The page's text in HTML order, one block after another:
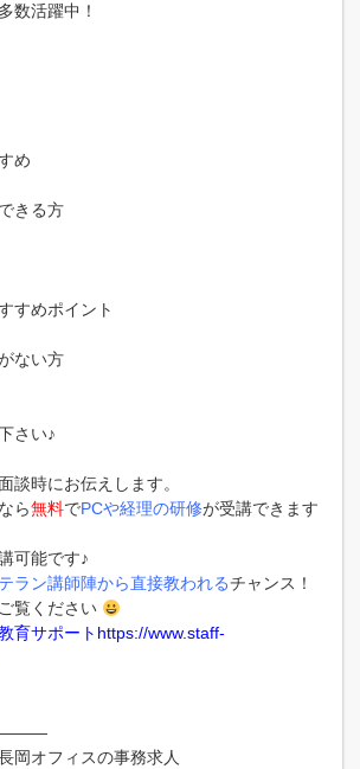
数活躍中！
め
きる方
すめポイント
ない方
さい♪
談時にお伝えします。
ら無料でPCや経理の研修が受講できます
可能です♪
ラン講師陣から直接教われるチャンス！
覧ください
育サポートhttps://www.staff-
岡オフィスの事務求人